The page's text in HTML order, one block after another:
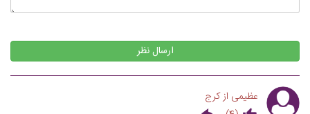
کلیسای سرکیس مقدس در تهرانارسال نظر
عظیمی از کرج